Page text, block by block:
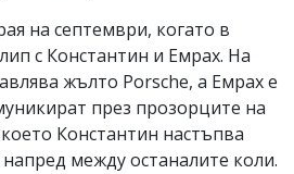
на септември, когато в
с Константин и Емрах. На
жълто Porsche, а Емрах е
през прозорците на
Константин настъпва
напред между останалите коли.